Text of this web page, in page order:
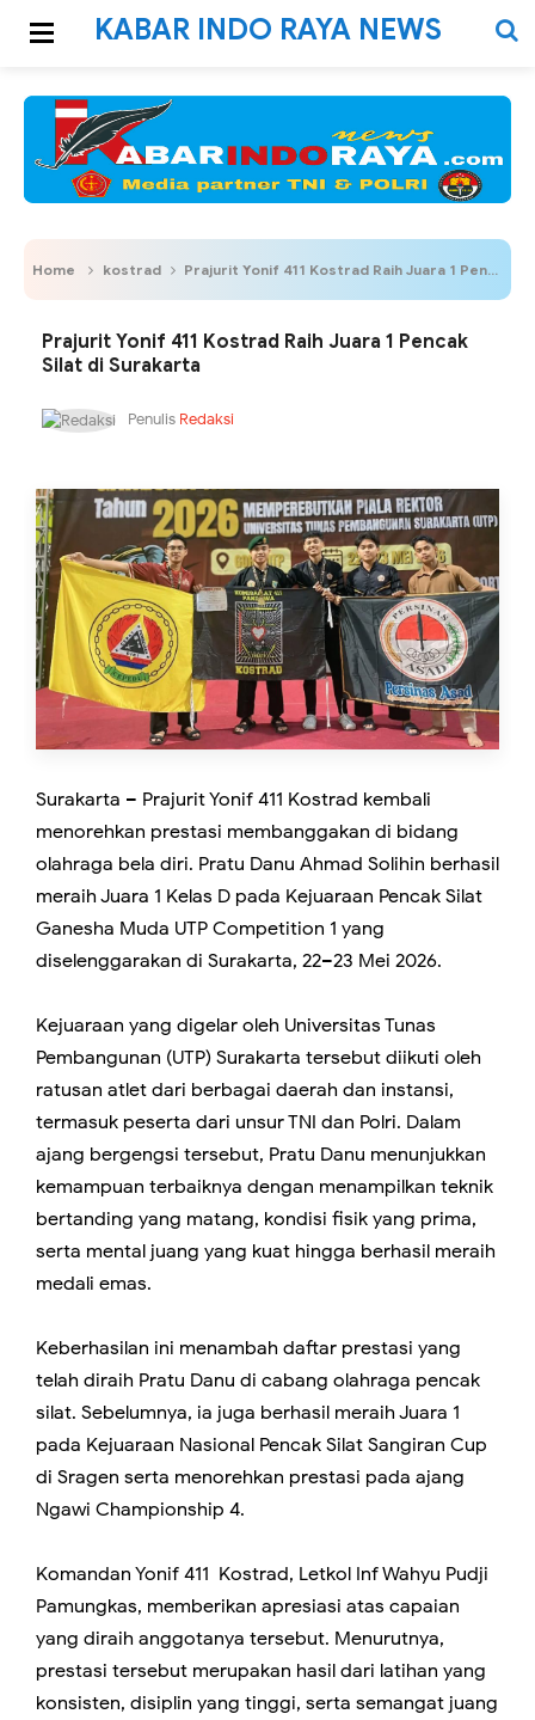
KABAR INDO RAYA NEWS
Home kostrad Prajurit Yonif 411 Kostrad Raih Juara 1 Pencak Silat di Surakarta
Prajurit Yonif 411 Kostrad Raih Juara 1 Pencak
Silat di Surakarta
Penulis Redaksi
Surakarta – Prajurit Yonif 411 Kostrad kembali
menorehkan prestasi membanggakan di bidang
olahraga bela diri. Pratu Danu Ahmad Solihin berhasil
meraih Juara 1 Kelas D pada Kejuaraan Pencak Silat
Ganesha Muda UTP Competition 1 yang
diselenggarakan di Surakarta, 22–23 Mei 2026.
Kejuaraan yang digelar oleh Universitas Tunas
Pembangunan (UTP) Surakarta tersebut diikuti oleh
ratusan atlet dari berbagai daerah dan instansi,
termasuk peserta dari unsur TNI dan Polri. Dalam
ajang bergengsi tersebut, Pratu Danu menunjukkan
kemampuan terbaiknya dengan menampilkan teknik
bertanding yang matang, kondisi fisik yang prima,
serta mental juang yang kuat hingga berhasil meraih
medali emas.
Keberhasilan ini menambah daftar prestasi yang
telah diraih Pratu Danu di cabang olahraga pencak
silat. Sebelumnya, ia juga berhasil meraih Juara 1
pada Kejuaraan Nasional Pencak Silat Sangiran Cup
di Sragen serta menorehkan prestasi pada ajang
Ngawi Championship 4.
Komandan Yonif 411 Kostrad, Letkol Inf Wahyu Pudji
Pamungkas, memberikan apresiasi atas capaian
yang diraih anggotanya tersebut. Menurutnya,
prestasi tersebut merupakan hasil dari latihan yang
konsisten, disiplin yang tinggi, serta semangat juang